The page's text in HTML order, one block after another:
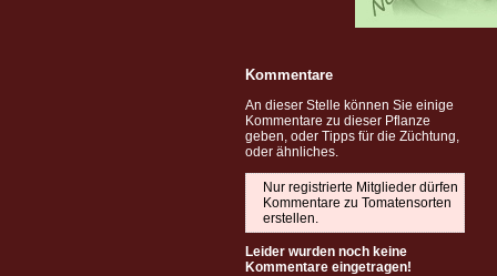
Kommentare
An dieser Stelle können Sie einige
Kommentare zu dieser Pflanze
geben, oder Tipps für die Züchtung,
oder ähnliches.
Nur registrierte Mitglieder dürfen
Kommentare zu Tomatensorten
erstellen.
Leider wurden noch keine
Kommentare eingetragen!